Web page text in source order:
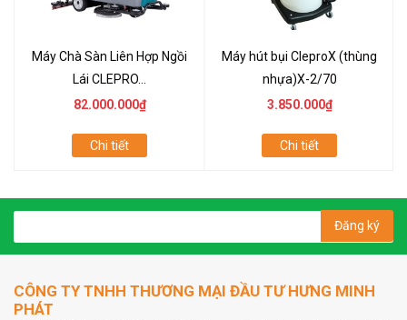
Máy Chà Sàn Liên Hợp Ngồi
Lái CLEPRO...
82.000.000₫
Chi tiết
Máy hút bụi CleproX (thùng
nhựa)X-2/70
3.850.000₫
Chi tiết
Đăng ký
CÔNG TY TNHH THƯƠNG MẠI ĐẦU TƯ HƯNG MINH
PHÁT